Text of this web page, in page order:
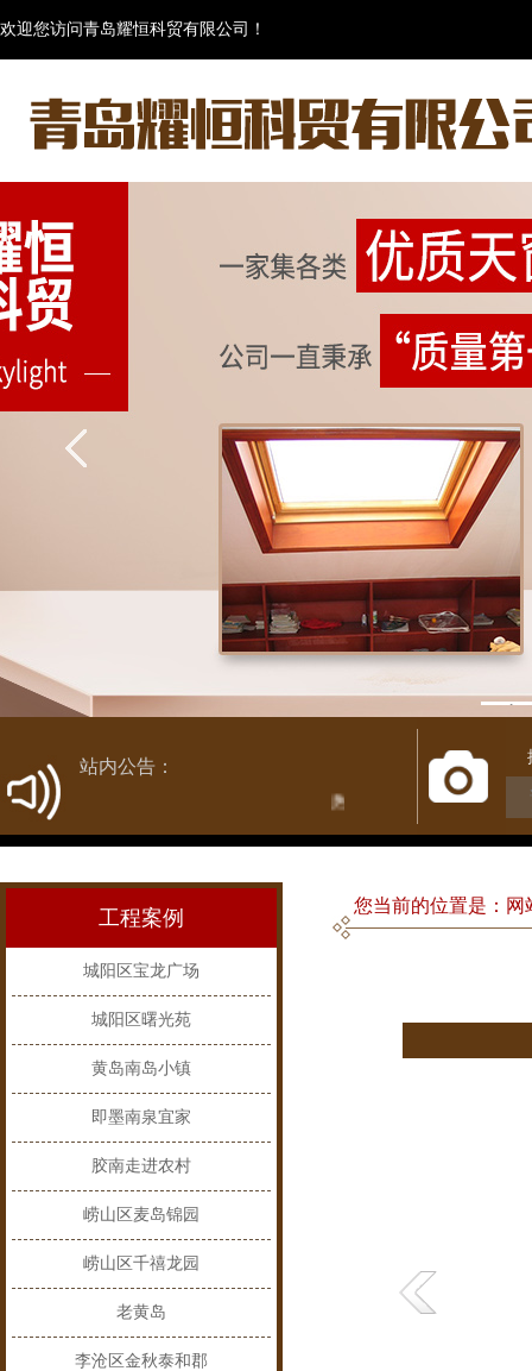
欢迎您访问青岛耀恒科贸有限公司！
1
站内公告：
热烈庆祝新网站开通！
工程案例
城阳区宝龙广场
城阳区曙光苑
黄岛南岛小镇
即墨南泉宜家
胶南走进农村
崂山区麦岛锦园
崂山区千禧龙园
老黄岛
李沧区金秋泰和郡
您当前的位置是：网